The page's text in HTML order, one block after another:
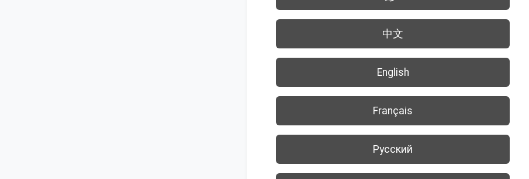
中文
English
Français
Русский